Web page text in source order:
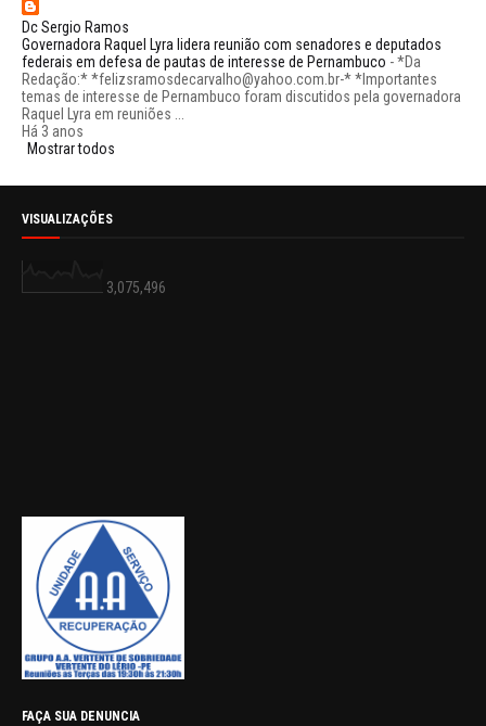
Dc Sergio Ramos
Governadora Raquel Lyra lidera reunião com senadores e deputados
federais em defesa de pautas de interesse de Pernambuco -*Da
Redação:* *felizsramosdecarvalho@yahoo.com.br-* *Importantes
temas de interesse de Pernambuco foram discutidos pela governadora
Raquel Lyra em reuniões ...
Há 3 anos
Mostrar todos
VISUALIZAÇÕES
3,075,496
FAÇA SUA DENUNCIA